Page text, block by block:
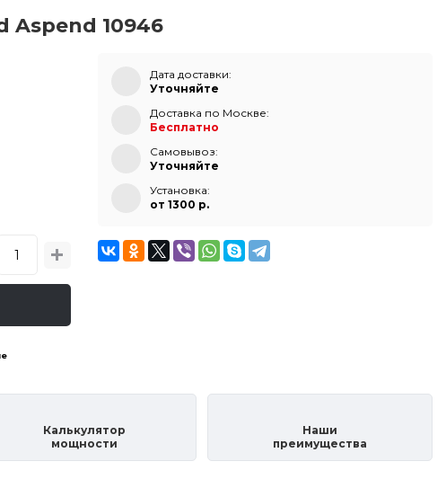
Aspend 10946
Дата доставки:
Уточняйте
Доставка по Москве:
Бесплатно
Самовывоз:
Уточняйте
Установка:
от 1300 p.
Калькулятор
мощности
Наши
преимущества